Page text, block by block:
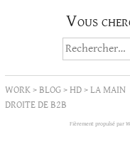
Vous
Rechercher :
WORK>BLOG>HD>LA MAIN
DROITE DE B2B
Fièrement propulsé par